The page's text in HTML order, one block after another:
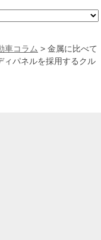
車コラム > 金属に比べて
パネルを採用するクル